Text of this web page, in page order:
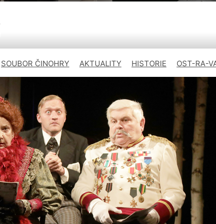
SOUBOR ČINOHRY AKTUALITY HISTORIE OST-RA-